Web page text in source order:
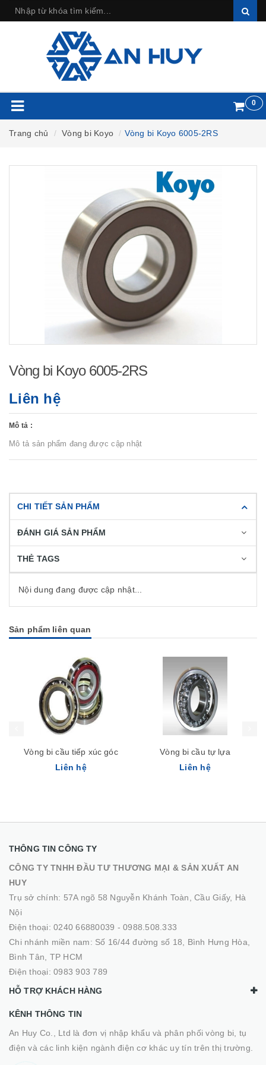
0
Trang chủ Vòng bi Koyo Vòng bi Koyo 6005-2RS
Vòng bi Koyo 6005-2RS
Liên hệ
Mô tả :
Mô tả sản phẩm đang được cập nhật
CHI TIẾT SẢN PHẨM
ĐÁNH GIÁ SẢN PHẨM
THẺ TAGS
Nội dung đang được cập nhật...
Sản phẩm liên quan
Vòng bi cầu tiếp xúc góc
Liên hệ
Vòng bi cầu tự lựa
Liên hệ
THÔNG TIN CÔNG TY
CÔNG TY TNHH ĐẦU TƯ THƯƠNG MẠI & SẢN XUẤT AN
HUY
Trụ sở chính: 57A ngõ 58 Nguyễn Khánh Toàn, Cầu Giấy, Hà
Nội
Điện thoại: 0240 66880039 - 0988.508.333
Chi nhánh miền nam: Số 16/44 đường số 18, Bình Hưng Hòa,
Bình Tân, TP HCM
Điện thoại: 0983 903 789
HỖ TRỢ KHÁCH HÀNG
KÊNH THÔNG TIN
An Huy Co., Ltd là đơn vị nhập khẩu và phân phối vòng bi, tụ
điện và các linh kiện ngành điện cơ khác uy tín trên thị trường.